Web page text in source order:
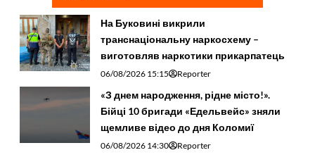
На Буковині викрили
транснаціональну наркосхему –
виготовляв наркотики прикарпатець
06/08/2026 15:15 Reporter
«З днем народження, рідне місто!».
Бійці 10 бригади «Едельвейс» зняли
щемливе відео до дня Коломиї
06/08/2026 14:30 Reporter